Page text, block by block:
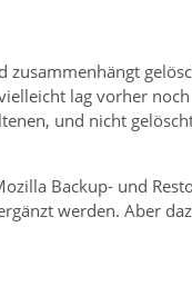
lag vorher
und nicht
Backup- und
werden. Aber